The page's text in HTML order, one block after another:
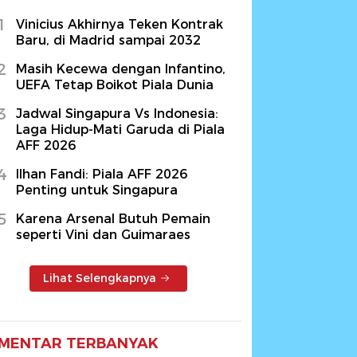
Vinicius Akhirnya Teken Kontrak
Baru, di Madrid sampai 2032
Masih Kecewa dengan Infantino,
UEFA Tetap Boikot Piala Dunia
Jadwal Singapura Vs Indonesia:
Laga Hidup-Mati Garuda di Piala
AFF 2026
Ilhan Fandi: Piala AFF 2026
Penting untuk Singapura
Karena Arsenal Butuh Pemain
seperti Vini dan Guimaraes
Lihat Selengkapnya
TERBANYAK